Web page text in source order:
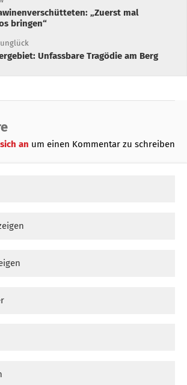
bringen“
Unfassbare Tragödie am Berg
an um einen Kommentar zu schreiben